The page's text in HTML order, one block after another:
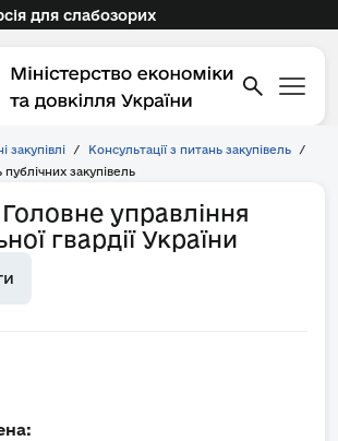
для слабозорих
закупівлі / Консультації з питань закупівель
/
публічних закупівель
управління
гвардії України